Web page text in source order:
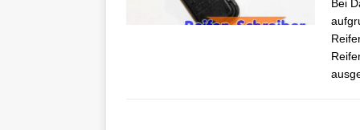
Bei